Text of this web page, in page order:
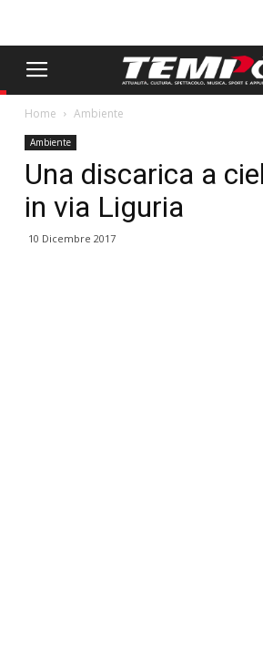
Home Ambiente
Ambiente
Una discarica a
in via Liguria
10 Dicembre 2017